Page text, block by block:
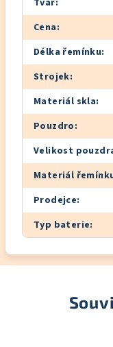
Tvar:
Cena:
Délka řemínku:
Strojek:
Materiál skla:
Pouzdro:
Velikost
Materiál
Prodejce:
Typ baterie: